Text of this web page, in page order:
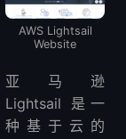
什么是AWS Lightsail?
AWS Lightsail 地点
AWS Lightsail
Website
亚马逊
Lightsail 是一
种基于云的